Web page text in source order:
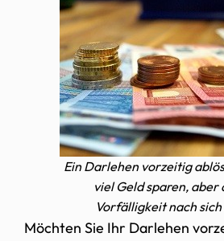
Ein Darlehen vorzeitig
viel Geld sparen, aber
Vorfälligkeit nach
Möchten Sie Ihr Darlehen